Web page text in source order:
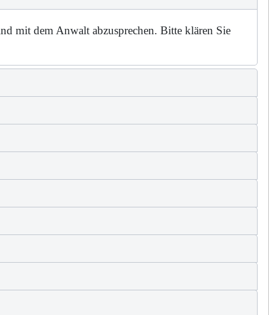
mit dem Anwalt abzusprechen. Bitte klären Sie